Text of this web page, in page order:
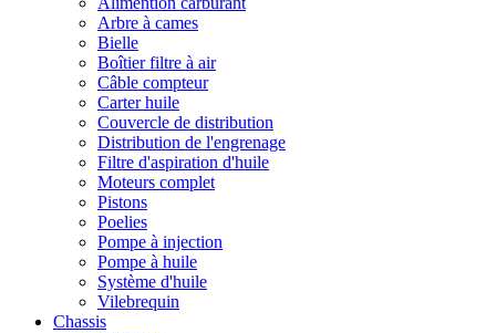
Arbre à cames
Bielle
Boîtier filtre à air
Câble compteur
Carter huile
Couvercle de distribution
Distribution de l'engrenage
Filtre d'aspiration d'huile
Moteurs complet
Pistons
Poelies
Pompe à injection
Pompe à huile
Système d'huile
Vilebrequin
Chassis